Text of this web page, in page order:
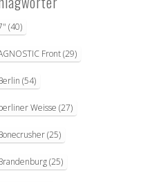
(40)
Front(29)
(54)
Weisse (27)
(25)
(25)